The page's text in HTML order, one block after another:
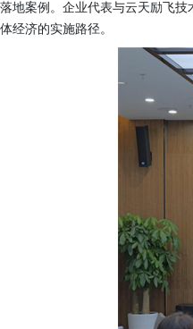
落地案例。企业代表与云天励飞
体经济的实施路径。